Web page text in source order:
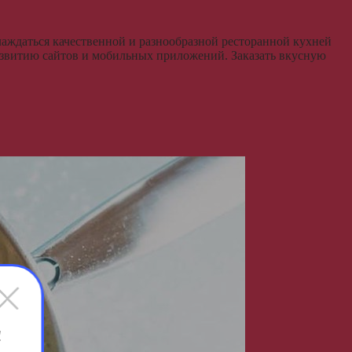
качественной и разнообразной ресторанной кухней
сайтов и мобильных приложений. Заказать вкусную